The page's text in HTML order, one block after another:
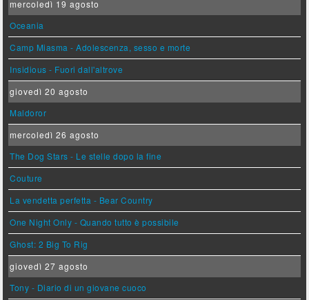
mercoledì 19 agosto
Oceania
Camp Miasma - Adolescenza, sesso e morte
Insidious - Fuori dall'altrove
giovedì 20 agosto
Maldoror
mercoledì 26 agosto
The Dog Stars - Le stelle dopo la fine
Couture
La vendetta perfetta - Bear Country
One Night Only - Quando tutto è possibile
Ghost: 2 Big To Rig
giovedì 27 agosto
Tony - Diario di un giovane cuoco